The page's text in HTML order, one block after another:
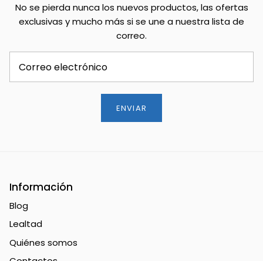
No se pierda nunca los nuevos productos, las ofertas
exclusivas y mucho más si se une a nuestra lista de
correo.
ENVIAR
Información
Blog
Lealtad
Quiénes somos